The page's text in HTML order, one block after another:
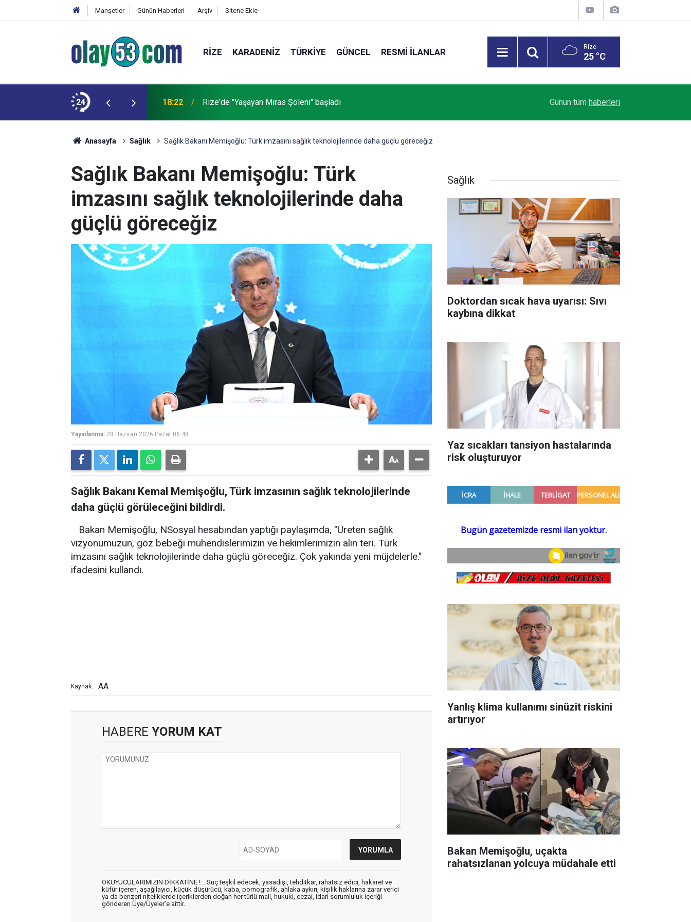
Manşetler Günün Haberleri Arşiv Sitene Ekle
RIZE KARADENIZ TÜRKIYE GÜNCEL RESMI İLANLAR Rize
25 °C
24
durumu ağır 18:22 Rize'de "Yaşayan Miras Şöleni" başladı Günün tüm haberleri
Anasayfa Sağlık Sağlık Bakanı Memişoğlu: Türk imzasını sağlık teknolojilerinde daha güçlü göreceğiz
Sağlık Bakanı Memişoğlu: Türk
imzasını sağlık teknolojilerinde daha
güçlü göreceğiz
Yayınlanma: 28 Haziran 2026 Pazar 06:48
Sağlık Bakanı Kemal Memişoğlu, Türk imzasının sağlık teknolojilerinde
daha güçlü görüleceğini bildirdi.
Bakan Memişoğlu, NSosyal hesabından yaptığı paylaşımda, "Üreten sağlık
vizyonumuzun, göz bebeği mühendislerimizin ve hekimlerimizin alın teri. Türk
imzasını sağlık teknolojilerinde daha güçlü göreceğiz. Çok yakında yeni müjdelerle."
ifadesini kullandı.
Kaynak: AA
HABERE YORUM KAT
OKUYUCULARIMIZIN DİKKATİNE !... Suç teşkil edecek, yasadışı, tehditkar, rahatsız edici, hakaret ve
küfür içeren, aşağılayıcı, küçük düşürücü, kaba, pornografik, ahlaka aykırı, kişilik haklarına zarar verici
ya da benzeri niteliklerde içeriklerden doğan her türlü mali, hukuki, cezai, idari sorumluluk içeriği
gönderen Üye/Üyeler’e aittir.
Sağlık
Doktordan sıcak hava uyarısı: Sıvı
kaybına dikkat
Yaz sıcakları tansiyon hastalarında
risk oluşturuyor
Yanlış klima kullanımı sinüzit riskini
artırıyor
Bakan Memişoğlu, uçakta
rahatsızlanan yolcuya müdahale etti